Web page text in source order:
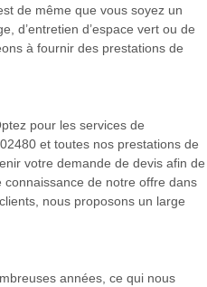
de même que vous soyez un
d’entretien d’espace vert ou de
à fournir des prestations de
pour les services de
et toutes nos prestations de
votre demande de devis afin de
de notre offre dans
nous proposons un large
années, ce qui nous